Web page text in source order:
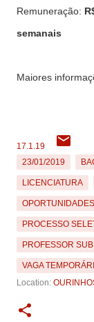
Remuneração:
semanais
Maiores
17.1.19
23/01/2019
LICENCIATURA
PROCESSO
PROFESSOR
VAGA
Location: